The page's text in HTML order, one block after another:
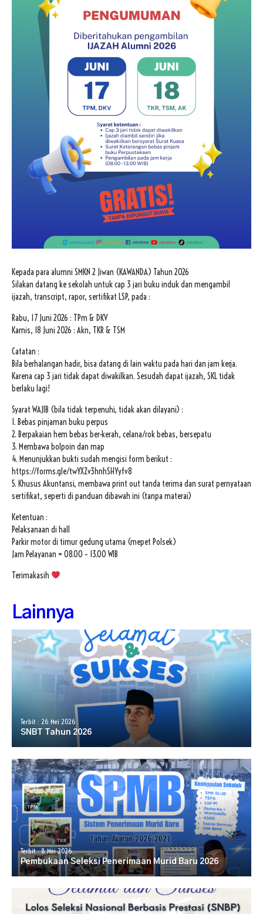
Omah DKV
ISP KAWANDA
Kepada para alumni SMKN 2 Jiwan (KAWANDA) Tahun 2026
Silakan datang ke sekolah untuk cap 3 jari buku induk dan mengambil
ijazah, transcript, rapor, sertifikat LSP, pada :
Rabu, 17 Juni 2026 : TPm & DKV
Kamis, 18 Juni 2026 : Akn, TKR & TSM
Catatan :
Bila berhalangan hadir, bisa datang di lain waktu pada hari dan jam kerja.
Karena cap 3 jari tidak dapat diwakilkan. Sesudah dapat ijazah, SKL tidak
berlaku lagi!
Syarat WAJIB (bila tidak terpenuhi, tidak akan dilayani) :
1. Bebas pinjaman buku perpus
2. Berpakaian hem bebas ber-kerah, celana/rok bebas, bersepatu
3. Membawa bolpoin dan map
4. Menunjukkan bukti sudah mengisi form berikut :
https://forms.gle/twYXZv3hnhSHYyfv8
5. Khusus Akuntansi, membawa print out tanda terima dan surat pernyataan
sertifikat, seperti di panduan dibawah ini (tanpa materai)
Ketentuan :
Pelaksanaan di hall
Parkir motor di timur gedung utama (mepet Polsek)
Jam Pelayanan = 08.00 – 13.00 WIB
Terimakasih
Lainnya
Terbit : 26 Mei 2026
SNBT Tahun 2026
Terbit : 8 Mei 2026
Pembukaan Seleksi Penerimaan Murid Baru 2026